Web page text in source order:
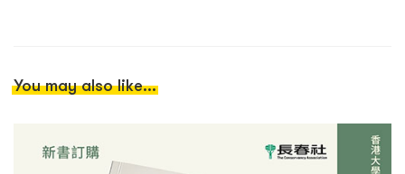
You may also like...